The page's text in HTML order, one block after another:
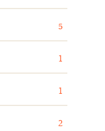
5
1
1
2